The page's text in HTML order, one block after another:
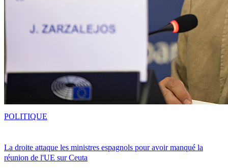
La droite attaque les ministres espagnols pour avoir manqué la
réunion de l'UE sur Ceuta
POLITIQUE